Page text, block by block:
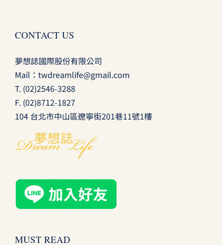
CONTACT US
夢想誌國際股份有限公司
Mail： twdreamlife@gmail.com
T. (02)2546-3288
F. (02)8712-1827
104 台北市中山區遼寧街201巷11號1樓
MUST READ